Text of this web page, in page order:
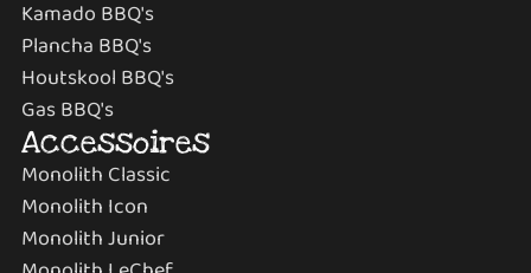
Kamado BBQ's
Plancha BBQ's
Houtskool BBQ's
Gas BBQ's
Accessoires
Monolith Classic
Monolith Icon
Monolith Junior